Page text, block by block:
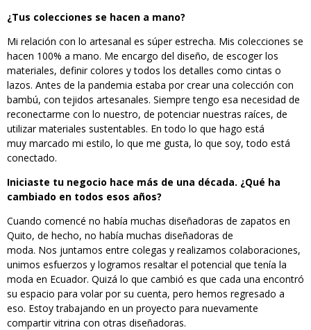
¿Tus colecciones se hacen a mano?
Mi relación con lo artesanal es súper estrecha. Mis colecciones se
hacen 100% a mano. Me encargo del diseño, de escoger los
materiales, definir colores y todos los detalles como cintas o
lazos. Antes de la pandemia estaba por crear una colección con
bambú, con tejidos artesanales. Siempre tengo esa necesidad de
reconectarme con lo nuestro, de potenciar nuestras raíces, de
utilizar materiales sustentables. En todo lo que hago está
muy marcado mi estilo, lo que me gusta, lo que soy, todo está
conectado.
Iniciaste tu negocio hace más de una década. ¿Qué ha
cambiado en todos esos años?
Cuando comencé no había muchas diseñadoras de zapatos en
Quito, de hecho, no había muchas diseñadoras de
moda. Nos juntamos entre colegas y realizamos colaboraciones,
unimos esfuerzos y logramos resaltar el potencial que tenía la
moda en Ecuador. Quizá lo que cambió es que cada una encontró
su espacio para volar por su cuenta, pero hemos regresado a
eso. Estoy trabajando en un proyecto para nuevamente
compartir vitrina con otras diseñadoras.